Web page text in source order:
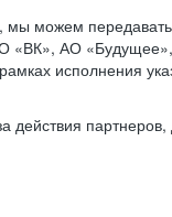
мы можем
АО
исполнения
действия